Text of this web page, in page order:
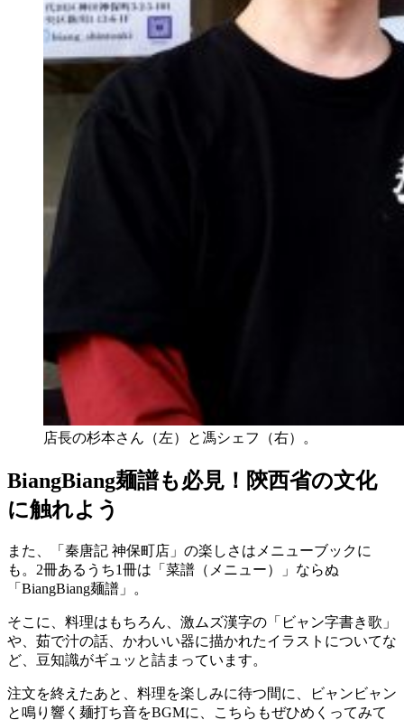
店長の杉本さん（左）と馮シェフ（右）。
BiangBiang麺譜も必見！陝西省の文化
に触れよう
また、「秦唐記 神保町店」の楽しさはメニューブックに
も。2冊あるうち1冊は「菜譜（メニュー）」ならぬ
「BiangBiang麺譜」。
そこに、料理はもちろん、激ムズ漢字の「ビャン字書き歌」
や、茹で汁の話、かわいい器に描かれたイラストについてな
ど、豆知識がギュッと詰まっています。
注文を終えたあと、料理を楽しみに待つ間に、ビャンビャン
と鳴り響く麺打ち音をBGMに、こちらもぜひめくってみて